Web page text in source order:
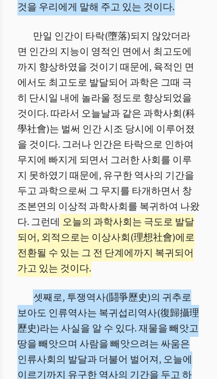
것을 우리에게 말해 주고 있는 것이다.
만일 인간이 타락(墮落)되지 않았더라
면 인간의 지능이 영적인 면에서 최고도에
까지 향상하였을 것이기 때문에, 육적인 면
에서도 최고도로 발달되어 과학은 그때 극
히 단시일 내에 놀라울 정도로 향상되었을
것이다. 따라서 오늘날과 같은 과학사회(科
學社會)는 벌써 인간 시조 당시에 이루어졌
을 것이다. 그러나 인간은 타락으로 인하여
무지에 빠지게 되면서 그러한 사회를 이루
지 못하였기 때문에, 유구한 역사의 기간을
두고 과학으로써 그 무지를 타개하면서 창
조본연의 이상적 과학사회를 복귀하여 나왔
다. 그런데 오늘의 과학사회는 극도로 발달
되어, 외적으로는 이상사회(理想社會)에로
전환될 수 있는 그 전 단계에까지 복귀되어
가고 있는 것이다.
셋째로, 투쟁역사(鬪爭歷史)의 귀추로
보아도 인류역사는 복귀섭리역사(復歸攝理
歷史)라는 사실을 알 수 있다. 재물을 빼앗고
땅을 빼앗으며 사람을 빼앗으려는 싸움은
인류사회의 발달과 더불어 벌어져, 오늘에
이르기까지 유구한 역사의 기간을 두고 하